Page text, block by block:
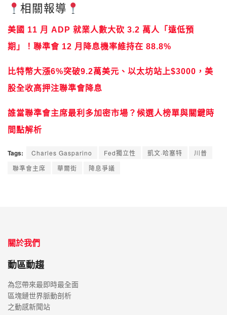
相關報導
美國 11 月 ADP 就業人數大砍 3.2 萬人「遠低預
期」！聯準會 12 月降息機率維持在 88.8%
比特幣大漲6%突破9.2萬美元、以太坊站上$3000，美
股全收高押注聯準會降息
誰當聯準會主席最利多加密市場？候選人榜單與關鍵時
間點解析
Tags: Charles Gasparino Fed獨立性 凱文·哈塞特
川普
聯準會主席
華爾街 降息爭議
關於我們
動區動趨
為您帶來最即時最全面
區塊鏈世界脈動剖析
之動感新聞站